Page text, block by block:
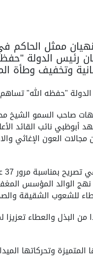
ممثل الحاكم
رئيس الدولة
وتخفيف وطأة
"حفظه الله"
صاحب السمو الشيخ
نائب القائد
العون الإغاثي
الوالد المؤسس
للشعوب الشقيقة
والعطاء تعزيزا
وتحركاتها